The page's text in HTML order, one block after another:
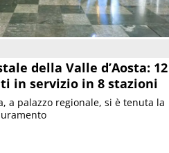
della Valle d’Aosta: 12
in servizio in 8 stazioni
a palazzo regionale, si è tenuta la